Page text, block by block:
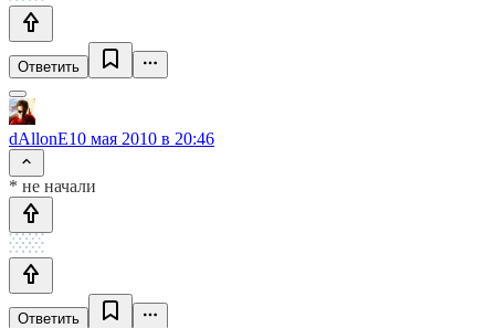
Ответить
dAllonE10 мая 2010 в 20:46
* не начали
Ответить